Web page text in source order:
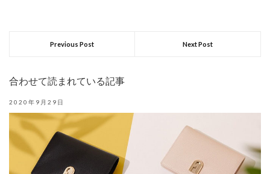
Previous Post Next Post
合わせて読まれている記事
2020年9月29日